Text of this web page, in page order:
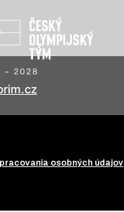
osobných údajov